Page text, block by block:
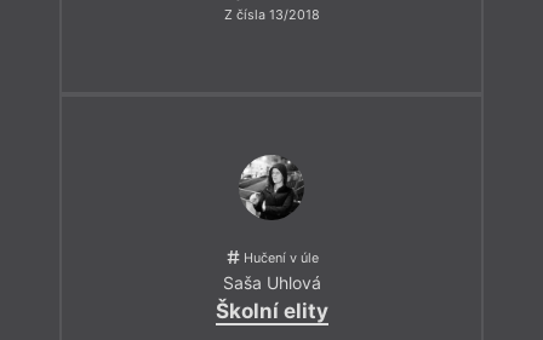
Z čísla 13/2018
Hučení v úle
Saša Uhlová
Školní elity